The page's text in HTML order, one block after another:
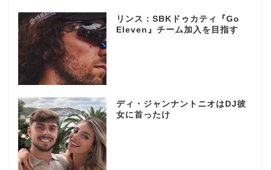
リンス：SBKドゥカティ『Go
Eleven』チーム加入を目指す
ディ・ジャンナントニオはDJ彼
女に首ったけ